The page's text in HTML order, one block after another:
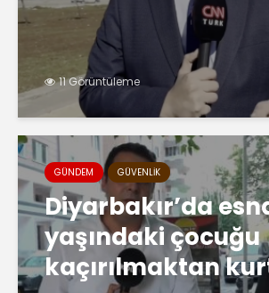
11 Görüntüleme
GÜNDEM GÜVENLIK
Diyarbakır’da
yaşındaki çocuğu
kaçırılmaktan